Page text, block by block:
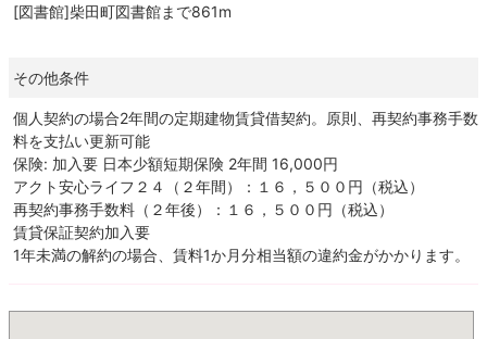
[図書館]柴田町図書館まで861m
その他条件
個人契約の場合2年間の定期建物賃貸借契約。原則、再契約事務手数
料を支払い更新可能
保険: 加入要 日本少額短期保険 2年間 16,000円
アクト安心ライフ２４（２年間）：１６，５００円（税込）
再契約事務手数料（２年後）：１６，５００円（税込）
賃貸保証契約加入要
1年未満の解約の場合、賃料1か月分相当額の違約金がかかります。